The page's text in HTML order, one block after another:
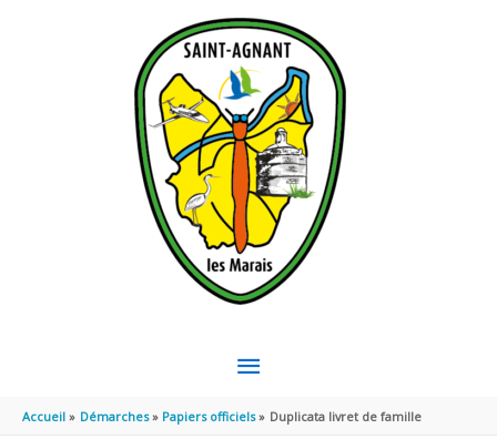
MENU
PRINCIPAL
Accueil Démarches Papiers officiels Duplicata livret de famille